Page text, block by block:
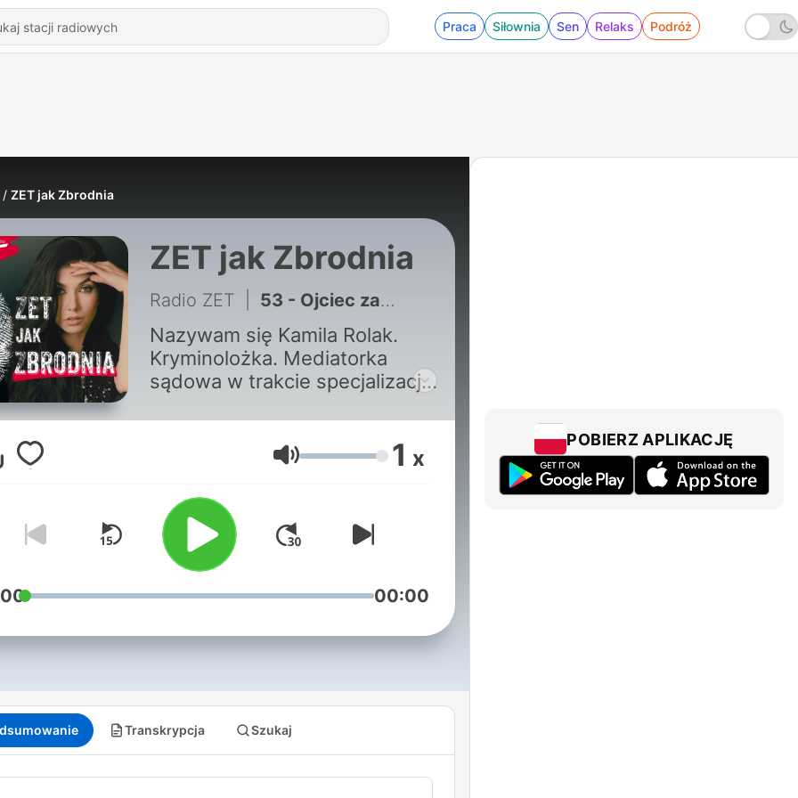
Praca Siłownia Sen Relaks Podróż
ZET jak Zbrodnia
ZET jak Zbrodnia
Radio ZET 53 - Ojciec zamienił dom w piekło. Krzyczała tylko: „Ratujcie mamę”. | Podcast Kryminalny
Nazywam się Kamila Rolak.
Kryminolożka. Mediatorka
sądowa w trakcie specjalizacji.
sprawcy i przeprowadzę przez
mroczny świat, w którym
motyw staje się czynem. Tam,
gdzie rodzi się zbrodnia… i
gdzie każdy szczegół ma
znaczenie. Będziemy podążać
tropem motywacji, obnażać
mechanizmy i łączyć fakty,
połączył. True crime.
Głośność 1 x
00:00
Transkrypcja Szukaj
POBIERZ APLIKACJĘ